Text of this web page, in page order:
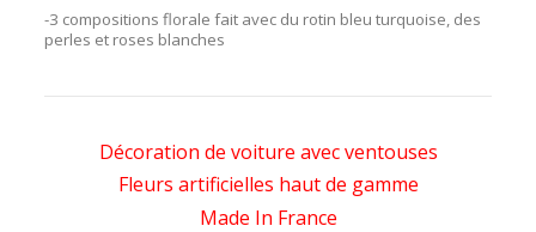
-3 compositions florale fait avec du rotin bleu turquoise, des
perles et roses blanches
Décoration de voiture avec ventouses
Fleurs artificielles haut de gamme
Made In France